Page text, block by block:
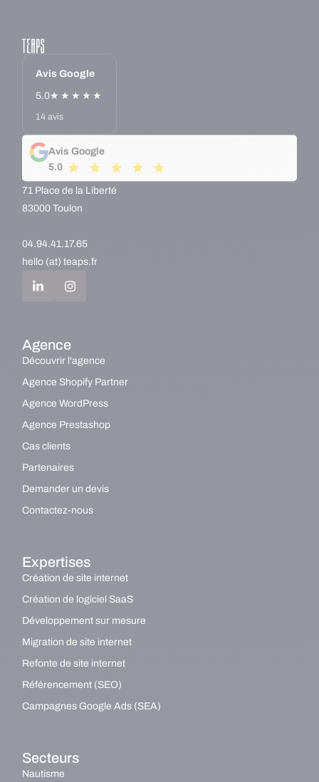
Avis Google
5.0★★★★★
14 avis
Avis Google
5.0
71 Place de la Liberté
83000 Toulon
04.94.41.17.65
hello (at) teaps.fr
Agence
Découvrir l'agence
Agence Shopify Partner
Agence WordPress
Agence Prestashop
Cas clients
Partenaires
Demander un devis
Contactez-nous
Expertises
Création de site internet
Création de logiciel SaaS
Développement sur mesure
Migration de site internet
Refonte de site internet
Référencement (SEO)
Campagnes Google Ads (SEA)
Secteurs
Nautisme